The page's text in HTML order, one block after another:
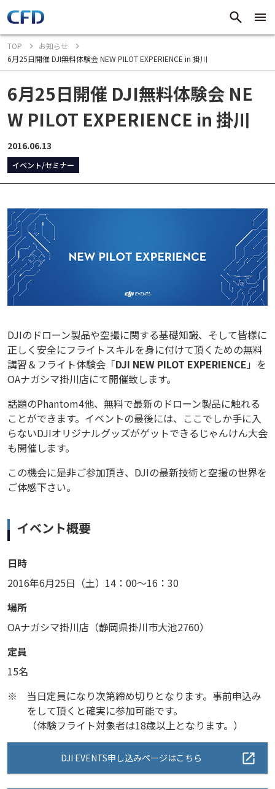
TOP
お知らせ
6月25日開催 DJI無料体験会 NEW PILOT EXPERIENCE in 掛川
6月25日開催 DJI無料体験会 NE
W PILOT EXPERIENCE in 掛川
2016.06.13
イベント/セミナー
DJIのドローン製品や空撮に関する基礎知識、そして皆様に
正しく安全にフライトスキルを身に付けて頂くための無料
講習＆フライト体験会「DJI NEW PILOT EXPERIENCE 」を
OAナガシマ掛川店にて開催致します。
話題のPhantom4他、無料で最新のドローン製品に触れる
ことができます。イベントの最後には、ここでしか手に入
らないDJIオリジナルグッズがゲットできるじゃんけん大会
も開催します。
この機会に是非ご参加頂き、DJIの最新技術と空撮の世界を
ご体感下さい。
イベント概要
日時
2016年6月25日（土）14：00～16：30
場所
OAナガシマ掛川店（静岡県掛川市大池2760）
定員
15名
※
当日定員になり次第締め切りとなります。事前申込み
をして頂くと確実に参加可能です。
（体験フライト対象者は18歳以上となります。）
DJI EVENTS申し込みページはこちら